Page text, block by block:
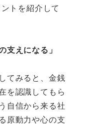
トを紹介して
支えになる」
てみると、金銭
を認識してもら
自信から来る社
原動力や心の支